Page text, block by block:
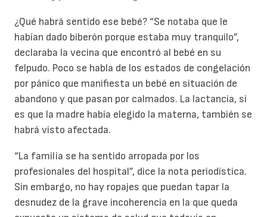
¿Qué habrá sentido ese bebé? “Se notaba que le
habían dado biberón porque estaba muy tranquilo”,
declaraba la vecina que encontró al bebé en su
felpudo. Poco se habla de los estados de congelación
por pánico que manifiesta un bebé en situación de
abandono y que pasan por calmados. La lactancia, si
es que la madre había elegido la materna, también se
habrá visto afectada.
“La familia se ha sentido arropada por los
profesionales del hospital”, dice la nota periodística.
Sin embargo, no hay ropajes que puedan tapar la
desnudez de la grave incoherencia en la que queda